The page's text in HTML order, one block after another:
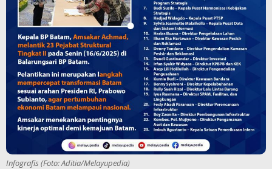
Infografis (Foto: Aditia/Melayupedia)